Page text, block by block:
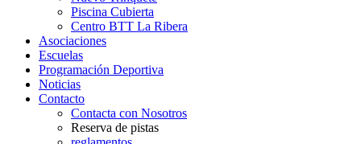
Piscina Cubierta
Centro BTT La Ribera
Asociaciones
Escuelas
Programación Deportiva
Noticias
Contacto
Contacta con Nosotros
Reserva de pistas